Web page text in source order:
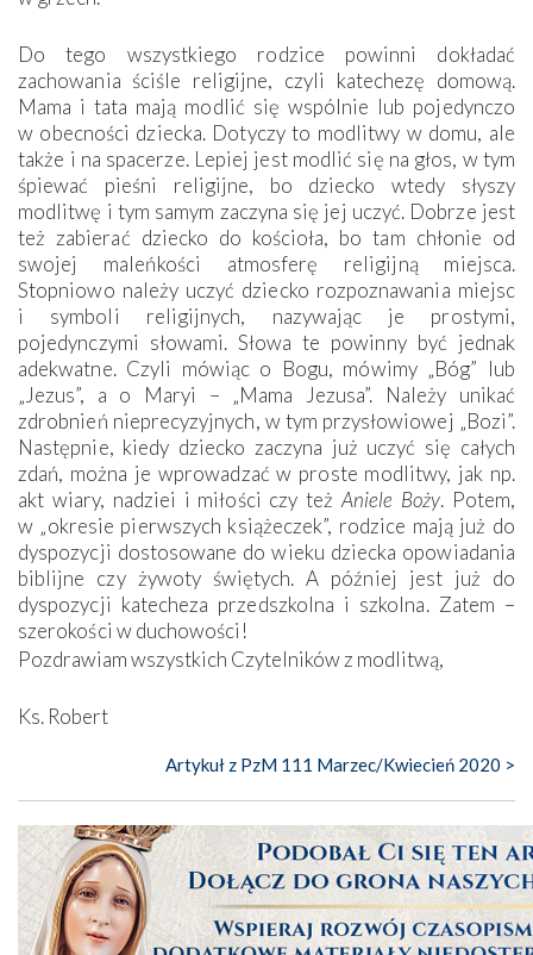
Do tego wszystkiego rodzice powinni dokładać
zachowania ściśle religijne, czyli katechezę domową.
Mama i tata mają modlić się wspólnie lub pojedynczo
w obecności dziecka. Dotyczy to modlitwy w domu, ale
także i na spacerze. Lepiej jest modlić się na głos, w tym
śpiewać pieśni religijne, bo dziecko wtedy słyszy
modlitwę i tym samym zaczyna się jej uczyć. Dobrze jest
też zabierać dziecko do kościoła, bo tam chłonie od
swojej maleńkości atmosferę religijną miejsca.
Stopniowo należy uczyć dziecko rozpoznawania miejsc
i symboli religijnych, nazywając je prostymi,
pojedynczymi słowami. Słowa te powinny być jednak
adekwatne. Czyli mówiąc o Bogu, mówimy „Bóg” lub
„Jezus”, a o Maryi – „Mama Jezusa”. Należy unikać
zdrobnień nieprecyzyjnych, w tym przysłowiowej „Bozi”.
Następnie, kiedy dziecko zaczyna już uczyć się całych
zdań, można je wprowadzać w proste modlitwy, jak np.
akt wiary, nadziei i miłości czy teżAniele Boży. Potem,
w „okresie pierwszych książeczek”, rodzice mają już do
dyspozycji dostosowane do wieku dziecka opowiadania
biblijne czy żywoty świętych. A później jest już do
dyspozycji katecheza przedszkolna i szkolna. Zatem –
szerokości w duchowości!
Pozdrawiam wszystkich Czytelników z modlitwą,
Ks. Robert
Artykuł z PzM 111 Marzec/Kwiecień 2020 >